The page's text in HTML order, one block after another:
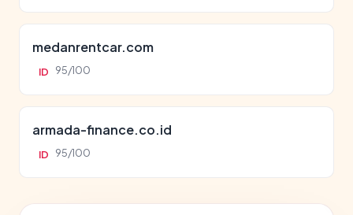
medanrentcar.com
ID 95/100
armada-finance.co.id
ID 95/100